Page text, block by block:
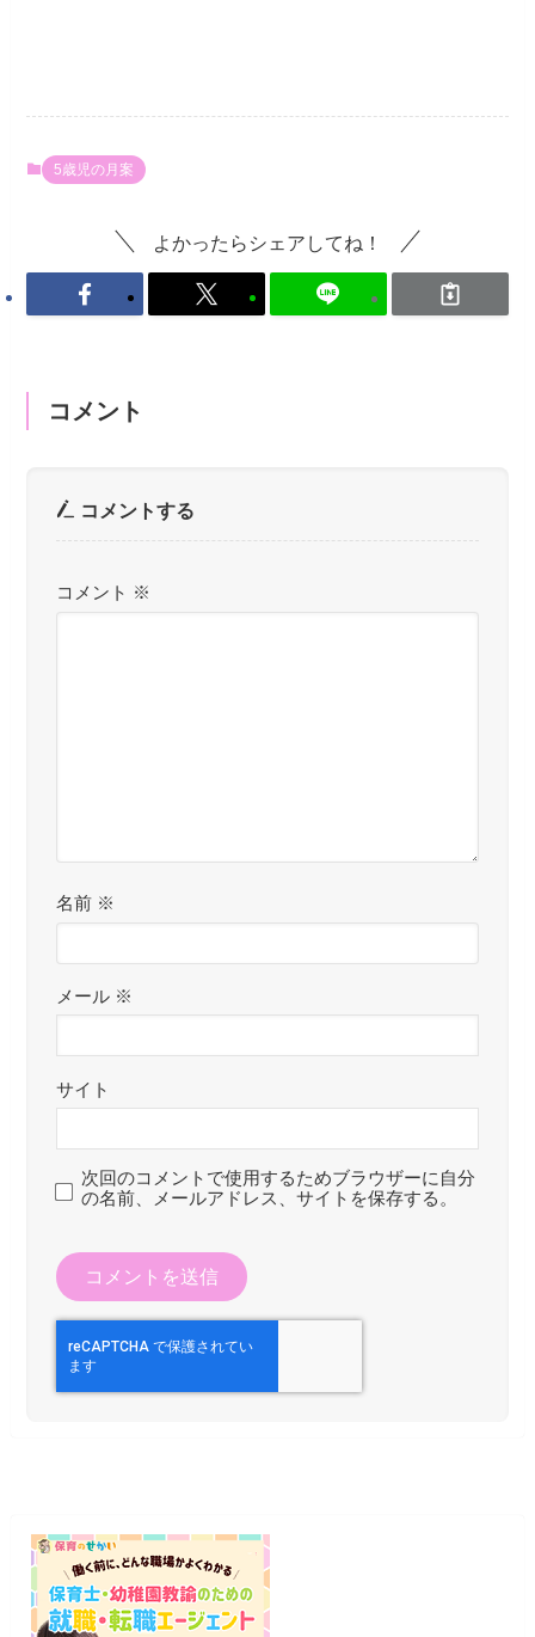
5歳児の月案
よかったらシェアしてね！
コメント
コメントする
コメント ※
名前 ※
メール ※
サイト
次回のコメントで使用するためブラウザーに自分
の名前、メールアドレス、サイトを保存する。